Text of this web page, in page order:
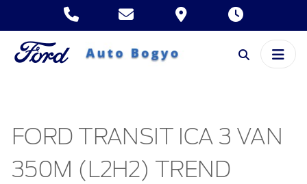
FORD TRANSIT ICA 3 VAN
350M (L2H2) TREND